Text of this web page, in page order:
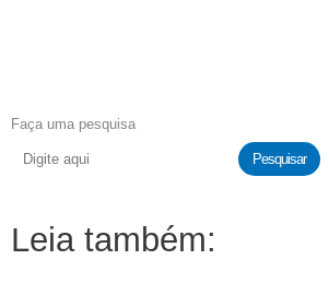
Faça uma pesquisa
Pesquisar
Leia também: